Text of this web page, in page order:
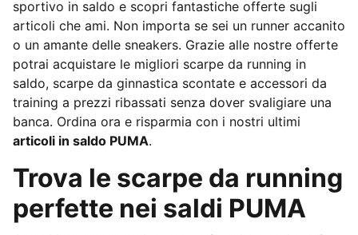
sportivo in saldo e scopri fantastiche offerte sugli
articoli che ami. Non importa se sei un runner accanito
o un amante delle sneakers. Grazie alle nostre offerte
potrai acquistare le migliori scarpe da running in
saldo, scarpe da ginnastica scontate e accessori da
training a prezzi ribassati senza dover svaligiare una
banca. Ordina ora e risparmia con i nostri ultimi
articoli in saldo PUMA.
Trova le scarpe da running
perfette nei saldi PUMA